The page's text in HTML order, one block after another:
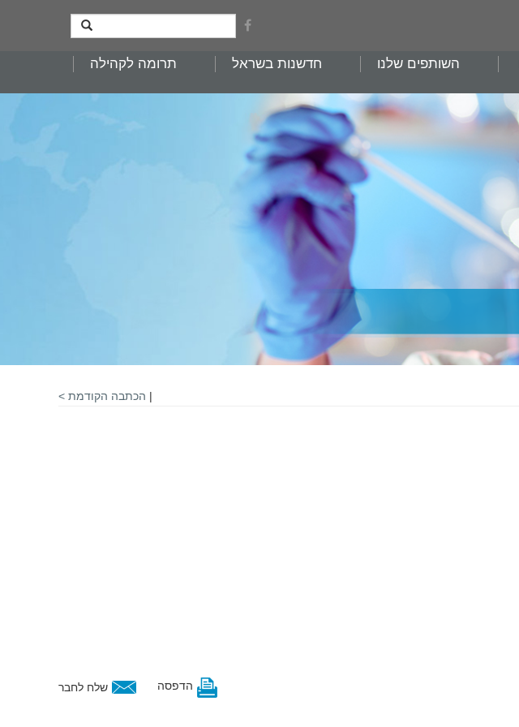
השותפים שלנו חדשנות בשראל
תרומה לקהילה
| הכתבה הקודמת >
שלח לחבר הדפסה